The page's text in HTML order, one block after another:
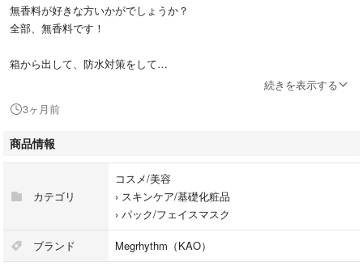
無香料が好きな方いかがでしょうか？
全部、無香料です！
箱から出して、防水対策をして
郵便局の集荷によっては到着が遅れる場合があります。
お試しに、使ってみたい方いかがでしょうか？
#1000円ポッキリ
#しま吉1000
続きを表示する
3ヶ月前
商品情報
カテゴリ
コスメ/美容
› スキンケア/基礎化粧品
› パック/フェイスマスク
ブランド Megrhythm（KAO）